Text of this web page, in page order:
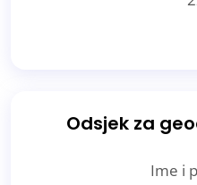
Odsjek za
Ime i